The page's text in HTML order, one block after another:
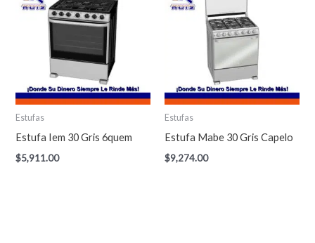
Estufas
Estufa Iem 30 Gris 6quem
$5,911.00
Estufas
Estufa Mabe 30 Gris Capelo
$9,274.00